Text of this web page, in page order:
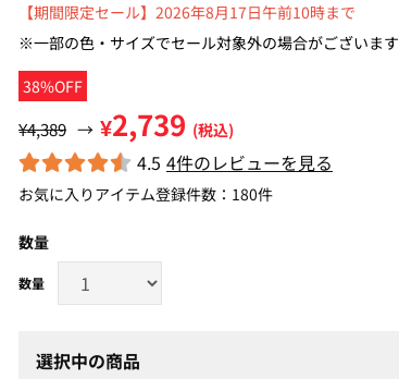
38%OFF
【期間限定セール】2026年8月17日午前10時まで
※一部の色・サイズでセール対象外の場合がございます
¥4,389 → ¥2,739 (税込)
4.5 4件のレビューを見る
お気に入りアイテム登録件数： 180件
数量
選択中の商品